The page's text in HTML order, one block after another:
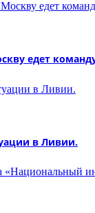
едет
в Ливии.